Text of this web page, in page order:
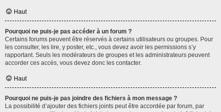
Haut
Pourquoi ne puis-je pas accéder à un forum ?
Certains forums peuvent être réservés à certains utilisateurs ou groupes. Pour
les consulter, les lire, y poster, etc., vous devez avoir les permissions s’y
rapportant. Seuls les modérateurs de groupes et les administrateurs peuvent
accorder ces accès, vous devez donc les contacter.
Haut
Pourquoi ne puis-je pas joindre des fichiers à mon message ?
La possibilité d’ajouter des fichiers joints peut être accordée par forum, par